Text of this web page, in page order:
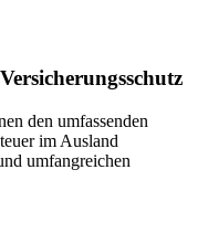
den umfassenden
im Ausland
umfangreichen